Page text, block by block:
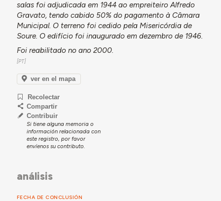
salas foi adjudicada em 1944 ao empreiteiro Alfredo
Gravato, tendo cabido 50% do pagamento à Câmara
Municipal. O terreno foi cedido pela Misericórdia de
Soure. O edifício foi inaugurado em dezembro de 1946.
Foi reabilitado no ano 2000.
ver en el mapa
Recolectar
Compartir
Contribuir
Si tiene alguna memoria o
información relacionada con
este registro, por favor
envíenos su contributo.
análisis
FECHA DE CONCLUSIÓN